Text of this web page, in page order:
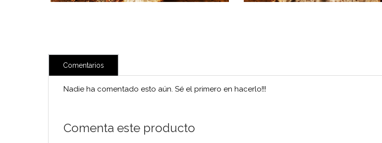
Comentarios
Nadie ha comentado esto aún. Sé el primero en hacerlo!!!
Comenta este producto